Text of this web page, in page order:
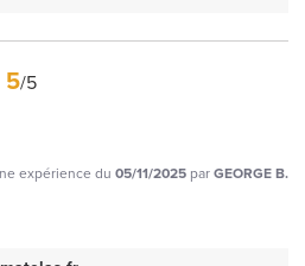
5/5
expérience du 05/11/2025 parGEORGE B.